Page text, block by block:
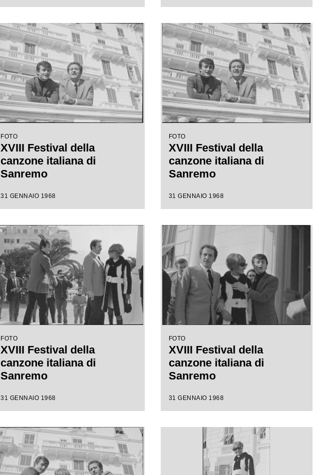
FOTO
XVIII Festival della
canzone italiana di
Sanremo
31 GENNAIO 1968
FOTO
XVIII Festival della
canzone italiana di
Sanremo
31 GENNAIO 1968
FOTO
XVIII Festival della
canzone italiana di
Sanremo
31 GENNAIO 1968
FOTO
XVIII Festival della
canzone italiana di
Sanremo
31 GENNAIO 1968